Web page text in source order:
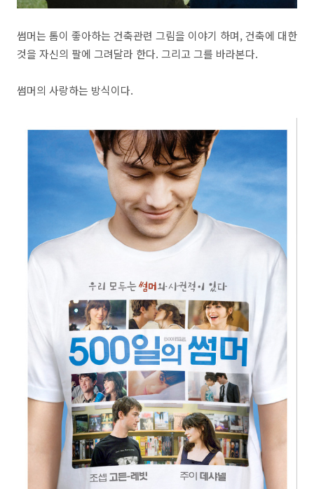
썸머는 톰이 좋아하는 건축관련 그림을 이야기 하며, 건축에 대한
것을 자신의 팔에 그려달라 한다. 그리고 그를 바라본다.
썸머의 사랑하는 방식이다.